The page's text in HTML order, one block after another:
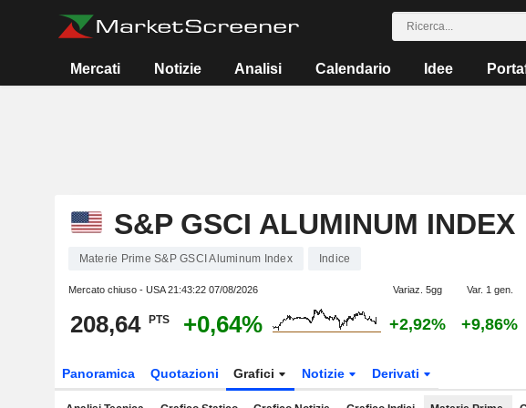
Mercati Notizie Analisi Calendario Idee
S&P GSCI ALUMINUM INDEX
Materie Prime S&P GSCI Aluminum Index Indice
Mercato chiuso - USA21:43:22 07/08/2026 Variaz. 5gg Var. 1 gen.
208,64 PTS +0,64% +2,92% +9,86%
Panoramica Quotazioni Grafici Notizie Derivati